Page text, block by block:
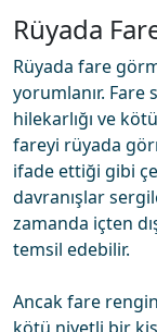
Rüyada
Rüyada fare
yorumlanır.
hilekarlığı ve
fareyi rüyada
ifade ettiği gibi
davranışlar
zamanda içten
temsil edebilir.
Ancak fare